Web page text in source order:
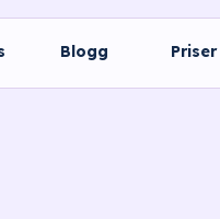
Blogg Priser